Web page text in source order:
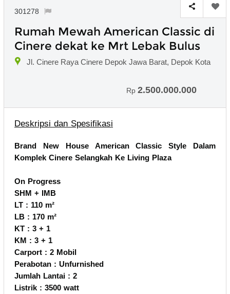
301278
Rumah Mewah American Classic di
Cinere dekat ke Mrt Lebak Bulus
Jl. Cinere Raya Cinere Depok Jawa Barat, Depok Kota
Rp 2.500.000.000
Deskripsi dan Spesifikasi
Brand New House American Classic Style Dalam
Komplek Cinere Selangkah Ke Living Plaza
On Progress
SHM + IMB
LT : 110 m²
LB : 170 m²
KT : 3 + 1
KM : 3 + 1
Carport : 2 Mobil
Perabotan : Unfurnished
Jumlah Lantai : 2
Listrik : 3500 watt